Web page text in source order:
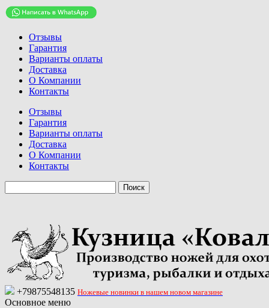
Отзывы
Гарантия
Варианты оплаты
Доставка
О Компании
Контакты
Отзывы
Гарантия
Варианты оплаты
Доставка
О Компании
Контакты
+79875548135 Ножевые новинки в нашем новом магазине
Основное меню